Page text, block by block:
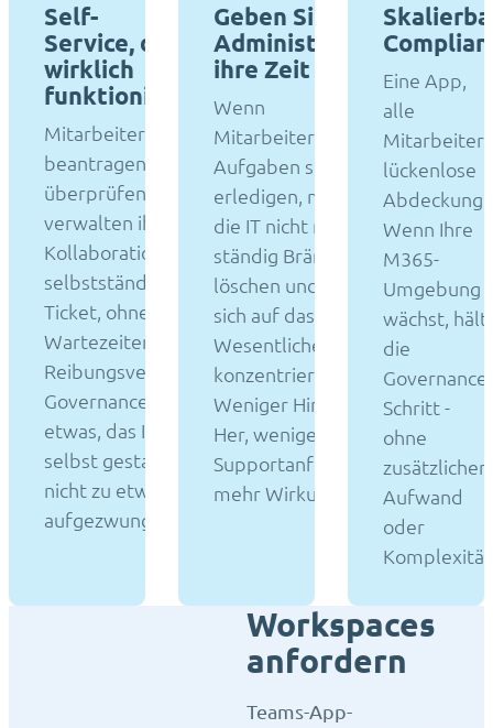
Self-
Service, der
wirklich
funktioniert
Mitarbeiter
beantragen,
überprüfen und
verwalten ihre
Kollaborationsbereiche
selbstständig - ohne IT-
Ticket, ohne
Wartezeiten, ohne
Reibungsverluste.
Governance wird zu
etwas, das Ihr Team
selbst gestaltet, und
nicht zu etwas, das ihm
aufgezwungen wird.
Geben Sie Ihren
Administratoren
ihre Zeit zurück
Wenn
Mitarbeiter ihre
Aufgaben selbst
erledigen, muss
die IT nicht mehr
ständig Brände
löschen und kann
sich auf das
Wesentliche
konzentrieren.
Weniger Hin und
Her, weniger
Supportanfragen,
mehr Wirkung.
Eine App,
alle
Mitarbeiter,
lückenlose
Abdeckung.
Wenn Ihre
M365-
Umgebung
wächst, hält
die
Governance
Schritt -
ohne
zusätzlichen
Aufwand
oder
Workspaces
anfordern
Teams-App-